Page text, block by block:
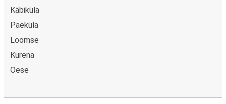
Käbiküla
Paeküla
Loomse
Kurena
Oese